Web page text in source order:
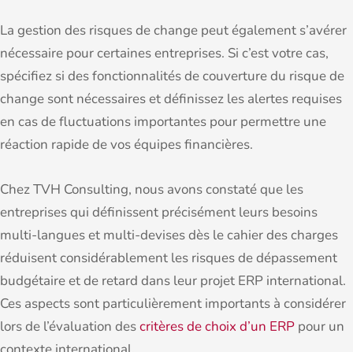
La gestion des risques de change peut également s’avérer
nécessaire pour certaines entreprises. Si c’est votre cas,
spécifiez si des fonctionnalités de couverture du risque de
change sont nécessaires et définissez les alertes requises
en cas de fluctuations importantes pour permettre une
réaction rapide de vos équipes financières.
Chez TVH Consulting, nous avons constaté que les
entreprises qui définissent précisément leurs besoins
multi-langues et multi-devises dès le cahier des charges
réduisent considérablement les risques de dépassement
budgétaire et de retard dans leur projet ERP international.
Ces aspects sont particulièrement importants à considérer
lors de l’évaluation descritères de choix d’un ERP pour un